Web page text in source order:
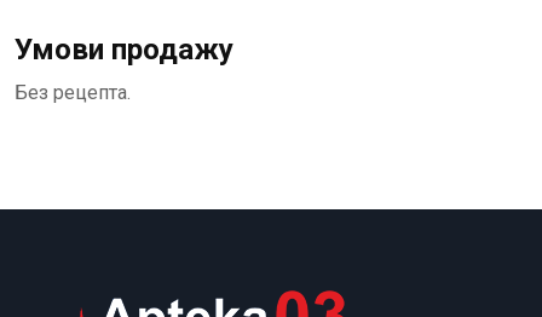
Умови продажу
Без рецепта.